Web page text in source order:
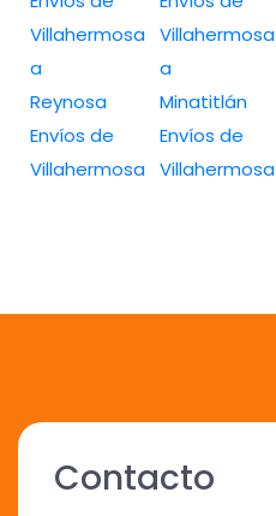
Villahermosa
a
Reynosa
Envíos de
Villahermosa
Villahermosa
a
Minatitlán
Envíos de
Villahermosa
Contacto